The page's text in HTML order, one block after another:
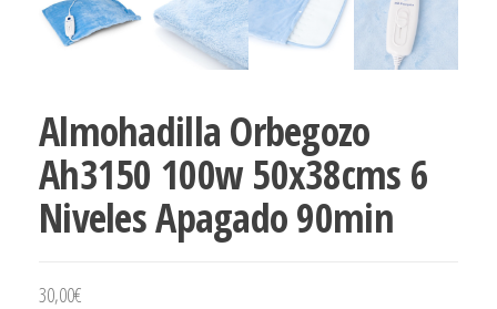
Almohadilla Orbegozo
Ah3150 100w 50x38cms 6
Niveles Apagado 90min
30,00€